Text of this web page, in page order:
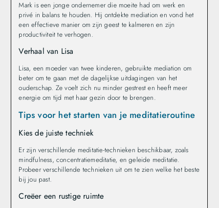
Mark is een jonge ondernemer die moeite had om werk en
privé in balans te houden. Hij ontdekte mediation en vond het
een effectieve manier om zijn geest te kalmeren en zijn
productiviteit te verhogen.
Verhaal van Lisa
Lisa, een moeder van twee kinderen, gebruikte mediation om
beter om te gaan met de dagelijkse uitdagingen van het
ouderschap. Ze voelt zich nu minder gestrest en heeft meer
energie om tijd met haar gezin door te brengen.
Tips voor het starten van je meditatieroutine
Kies de juiste techniek
Er zijn verschillende meditatie-technieken beschikbaar, zoals
mindfulness, concentratiemeditatie, en geleide meditatie.
Probeer verschillende technieken uit om te zien welke het beste
bij jou past.
Creëer een rustige ruimte